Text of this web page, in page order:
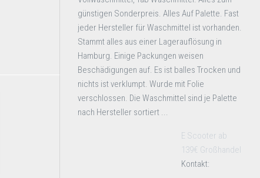
günstigen Sonderpreis. Alles Auf Palette. Fast
jeder Hersteller für Waschmittel ist vorhanden.
Stammt alles aus einer Lagerauflösung in
Hamburg. Einige Packungen weisen
Beschädigungen auf. Es ist balles Trocken und
nichts ist verklumpt. Wurde mit Folie
verschlossen. Die Waschmittel sind je Palette
nach Hersteller sortiert ...
E Scooter ab
139€ Großhandel
Kontakt: